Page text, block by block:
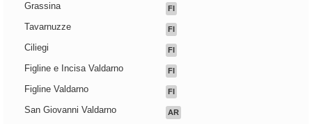
Grassina FI
Tavarnuzze FI
Ciliegi FI
Figline e Incisa Valdarno FI
Figline Valdarno FI
San Giovanni Valdarno AR